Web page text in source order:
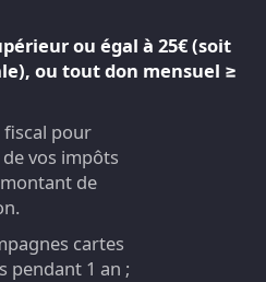
ou égal à 25€ (soit
ou tout don mensuel ≥
fiscal pour
vos impôts
de
cartes
pendant 1 an ;